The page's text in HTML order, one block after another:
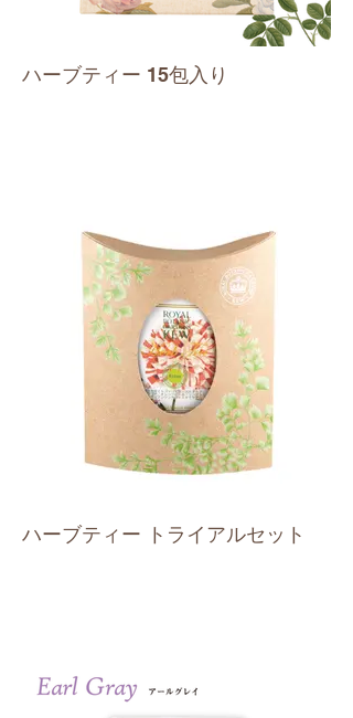
ハーブティー 15包入り
ハーブティー トライアルセット